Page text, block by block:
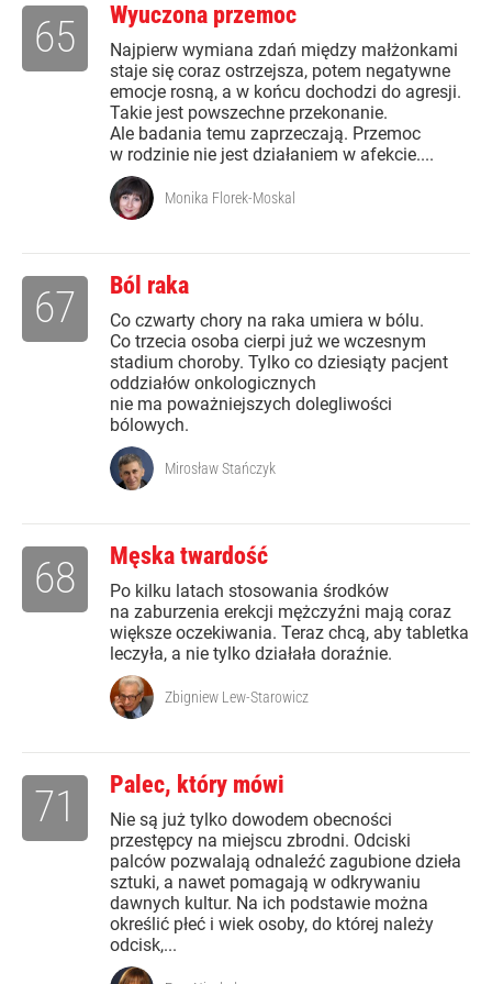
Wyuczona przemoc
Najpierw wymiana zdań między małżonkami
staje się coraz ostrzejsza, potem negatywne
emocje rosną, a w końcu dochodzi do agresji.
Takie jest powszechne przekonanie.
Ale badania temu zaprzeczają. Przemoc
w rodzinie nie jest działaniem w afekcie....
65
Monika Florek-Moskal
Ból raka
Co czwarty chory na raka umiera w bólu.
Co trzecia osoba cierpi już we wczesnym
stadium choroby. Tylko co dziesiąty pacjent
oddziałów onkologicznych
nie ma poważniejszych dolegliwości
bólowych.
67
Mirosław Stańczyk
Męska twardość
Po kilku latach stosowania środków
na zaburzenia erekcji mężczyźni mają coraz
większe oczekiwania. Teraz chcą, aby tabletka
leczyła, a nie tylko działała doraźnie.
68
Zbigniew Lew-Starowicz
Palec, który mówi
Nie są już tylko dowodem obecności
przestępcy na miejscu zbrodni. Odciski
palców pozwalają odnaleźć zagubione dzieła
sztuki, a nawet pomagają w odkrywaniu
dawnych kultur. Na ich podstawie można
określić płeć i wiek osoby, do której należy
odcisk,...
71